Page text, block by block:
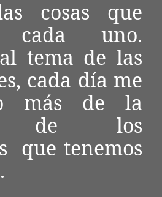
cosas que
cada uno.
tema de las
cada día me
más de la
de los
que tenemos